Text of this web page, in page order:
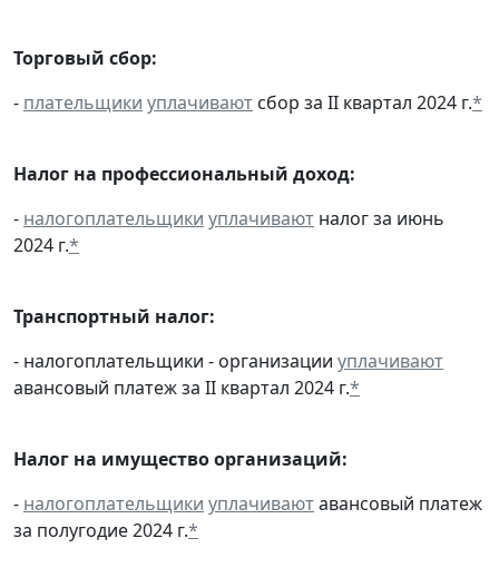
Торговый сбор:
- плательщики уплачивают сбор за II квартал 2024 г.*
Налог на профессиональный доход:
- налогоплательщики уплачивают налог за июнь
2024 г.*
Транспортный налог:
- налогоплательщики - организации уплачивают
авансовый платеж за II квартал 2024 г.*
Налог на имущество организаций:
- налогоплательщики уплачиваютавансовый платеж
за полугодие 2024 г.*